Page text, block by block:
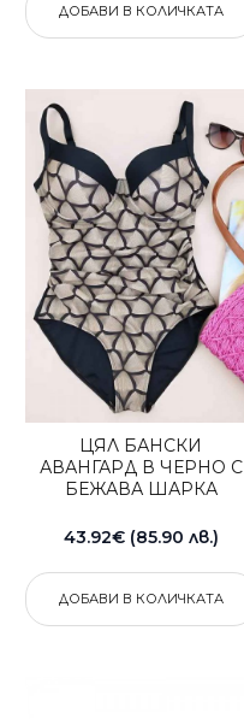
ДОБАВИ В КОЛИЧКАТА
ЦЯЛ БАНСКИ
АВАНГАРД В ЧЕРНО С
БЕЖАВА ШАРКА
43.92€ (85.90 лв.)
ДОБАВИ В КОЛИЧКАТА